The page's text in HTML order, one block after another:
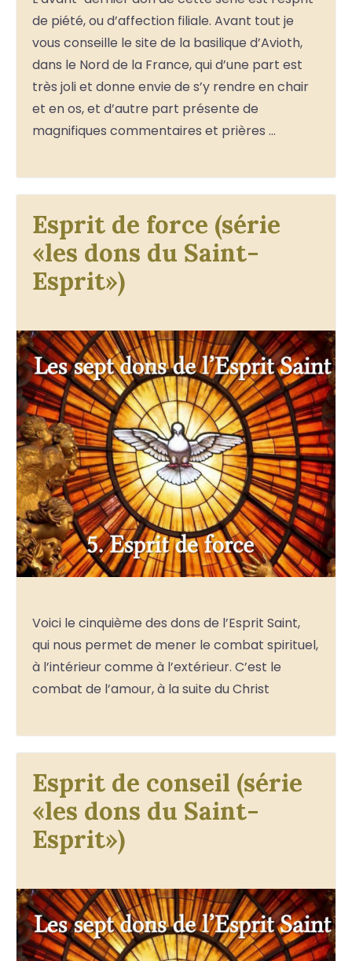
de piété, ou d’affection filiale. Avant tout je
vous conseille le site de la basilique d’Avioth,
dans le Nord de la France, qui d’une part est
très joli et donne envie de s’y rendre en chair
et en os, et d’autre part présente de
magnifiques commentaires et prières …
Esprit de force (série
«les dons du Saint-
Esprit»)
Voici le cinquième des dons de l’Esprit Saint,
qui nous permet de mener le combat spirituel,
à l’intérieur comme à l’extérieur. C’est le
combat de l’amour, à la suite du Christ
Esprit de conseil (série
«les dons du Saint-
Esprit»)